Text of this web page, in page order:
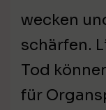
wecken
schärfen.
Tod
für